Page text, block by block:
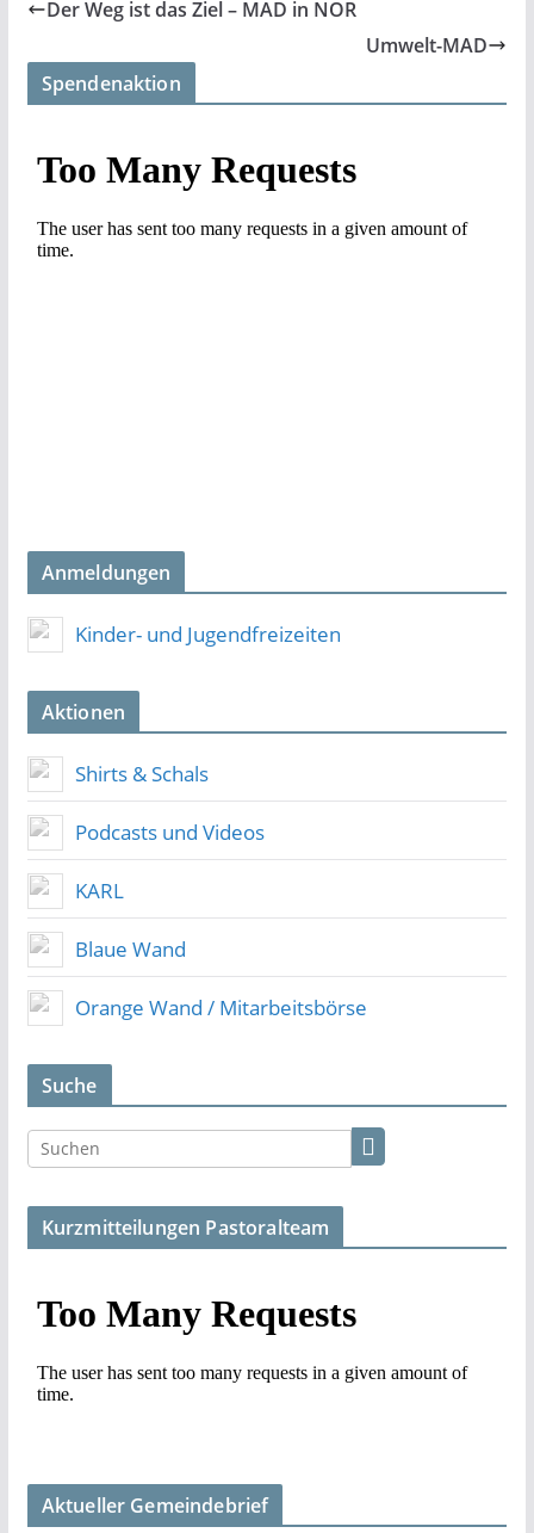
Der Weg ist das Ziel – MAD in NOR
Umwelt-MAD
Spendenaktion
Anmeldungen
Kinder- und Jugendfreizeiten
Aktionen
Shirts & Schals
Podcasts und Videos
KARL
Blaue Wand
Orange Wand / Mitarbeitsbörse
Suche
Kurzmitteilungen Pastoralteam
Aktueller Gemeindebrief